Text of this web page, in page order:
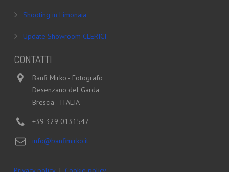
Shooting in Limonaia
Update Showroom CLERICI
CONTATTI
Banfi Mirko - Fotografo
Desenzano del Garda
Brescia - ITALIA
+39 329 0131547
info@banfimirko.it